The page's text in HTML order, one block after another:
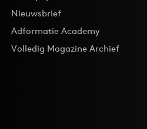
Nieuwsbrief
Adformatie Academy
Volledig Magazine Archief